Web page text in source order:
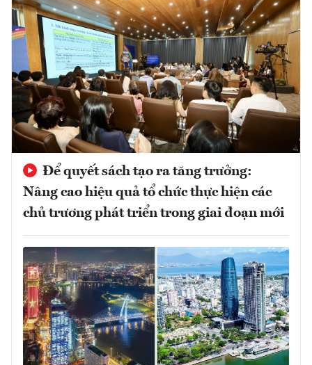
Để quyết sách tạo ra tăng trưởng:
Nâng cao hiệu quả tổ chức thực hiện các
chủ trương phát triển trong giai đoạn mới